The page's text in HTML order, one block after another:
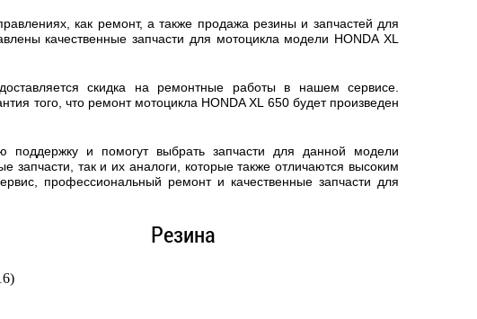
как ремонт, а также продажа резины и запчастей для
качественные запчасти для мотоцикла модели HONDA XL
скидка на ремонтные работы в нашем сервисе.
того, что ремонт мотоцикла HONDA XL 650 будет произведен
поддержку и помогут выбрать запчасти для данной модели
так и их аналоги, которые также отличаются высоким
профессиональный ремонт и качественные запчасти для
Резина